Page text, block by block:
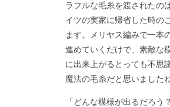
ラフルな毛糸を渡されたの
イツの実家に帰省した時の
ます。メリヤス編みで一本
進めていくだけで、素敵な
に出来上がるとっても不思
魔法の毛糸だと思いました
「どんな模様が出るだろう